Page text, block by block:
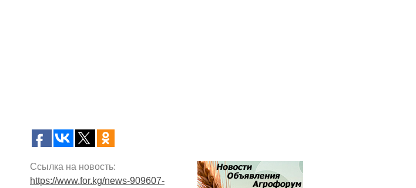
Ссылка на новость:
https://www.for.kg/news-909607-